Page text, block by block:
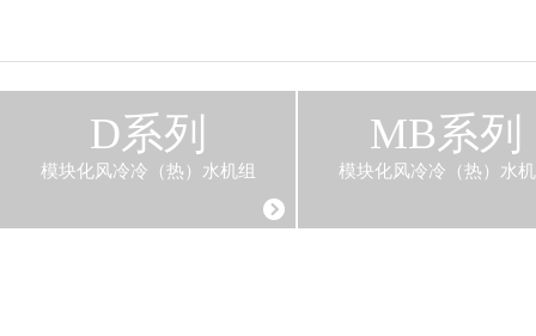
D系列
模块化风冷冷（热）水机组
MB系列
模块化风冷冷（热）水